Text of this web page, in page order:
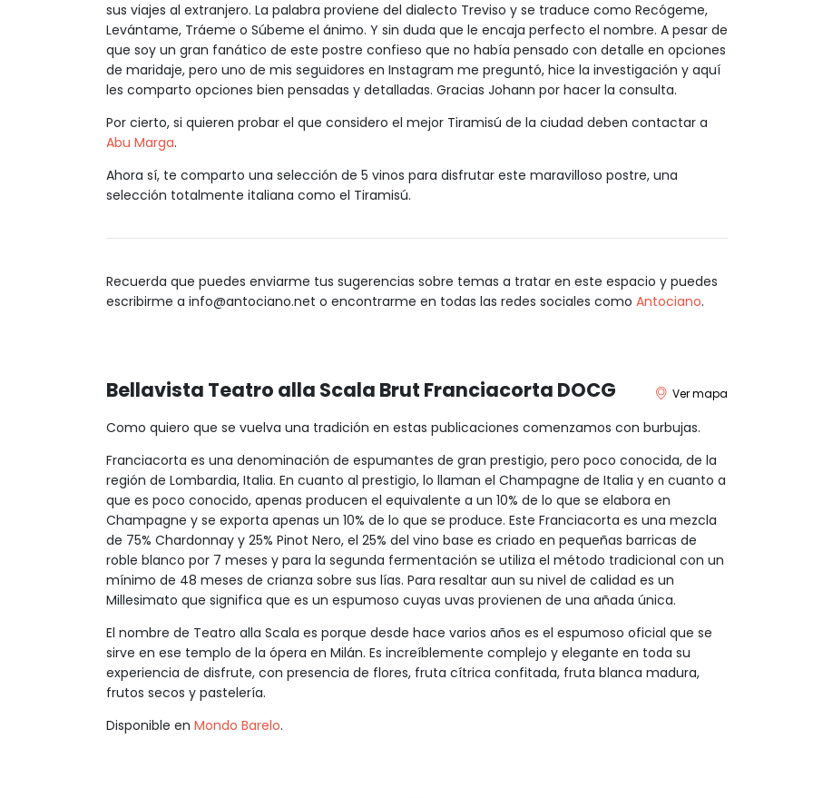
sus viajes al extranjero. La palabra proviene del dialecto Treviso y se traduce como Recógeme,
Levántame, Tráeme o Súbeme el ánimo. Y sin duda que le encaja perfecto el nombre. A pesar de
que soy un gran fanático de este postre confieso que no había pensado con detalle en opciones
de maridaje, pero uno de mis seguidores en Instagram me preguntó, hice la investigación y aquí
les comparto opciones bien pensadas y detalladas. Gracias Johann por hacer la consulta.
Por cierto, si quieren probar el que considero el mejor Tiramisú de la ciudad deben contactar a
Abu Marga.
Ahora sí, te comparto una selección de 5 vinos para disfrutar este maravilloso postre, una
selección totalmente italiana como el Tiramisú.
Recuerda que puedes enviarme tus sugerencias sobre temas a tratar en este espacio y puedes
escribirme a info@antociano.net o encontrarme en todas las redes sociales como Antociano.
Bellavista Teatro alla Scala Brut Franciacorta DOCG Ver mapa
Como quiero que se vuelva una tradición en estas publicaciones comenzamos con burbujas.
Franciacorta es una denominación de espumantes de gran prestigio, pero poco conocida, de la
región de Lombardia, Italia. En cuanto al prestigio, lo llaman el Champagne de Italia y en cuanto a
que es poco conocido, apenas producen el equivalente a un 10% de lo que se elabora en
Champagne y se exporta apenas un 10% de lo que se produce. Este Franciacorta es una mezcla
de 75% Chardonnay y 25% Pinot Nero, el 25% del vino base es criado en pequeñas barricas de
roble blanco por 7 meses y para la segunda fermentación se utiliza el método tradicional con un
mínimo de 48 meses de crianza sobre sus lías. Para resaltar aun su nivel de calidad es un
Millesimato que significa que es un espumoso cuyas uvas provienen de una añada única.
El nombre de Teatro alla Scala es porque desde hace varios años es el espumoso oficial que se
sirve en ese templo de la ópera en Milán. Es increíblemente complejo y elegante en toda su
experiencia de disfrute, con presencia de flores, fruta cítrica confitada, fruta blanca madura,
frutos secos y pastelería.
Disponible en Mondo Barelo.